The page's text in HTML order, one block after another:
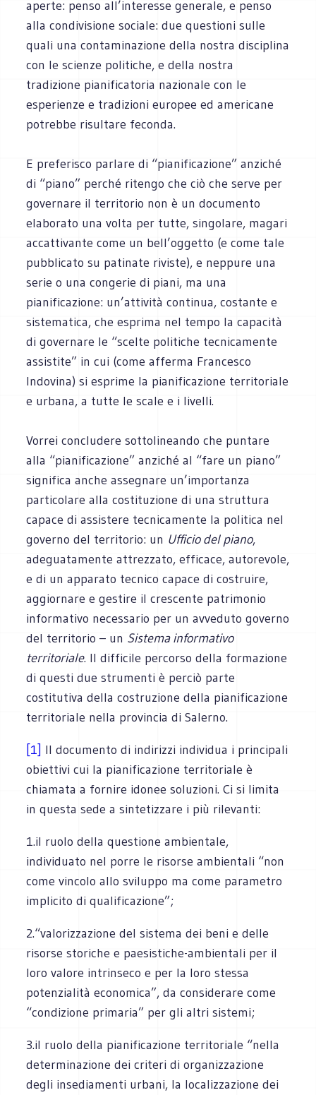
aperte: penso all’interesse generale, e penso
alla condivisione sociale: due questioni sulle
quali una contaminazione della nostra disciplina
con le scienze politiche, e della nostra
tradizione pianificatoria nazionale con le
esperienze e tradizioni europee ed americane
potrebbe risultare feconda.
E preferisco parlare di “pianificazione” anziché
di “piano” perché ritengo che ciò che serve per
governare il territorio non è un documento
elaborato una volta per tutte, singolare, magari
accattivante come un bell’oggetto (e come tale
pubblicato su patinate riviste), e neppure una
serie o una congerie di piani, ma una
pianificazione: un’attività continua, costante e
sistematica, che esprima nel tempo la capacità
di governare le “scelte politiche tecnicamente
assistite” in cui (come afferma Francesco
Indovina) si esprime la pianificazione territoriale
e urbana, a tutte le scale e i livelli.
Vorrei concludere sottolineando che puntare
alla “pianificazione” anziché al “fare un piano”
significa anche assegnare un’importanza
particolare alla costituzione di una struttura
capace di assistere tecnicamente la politica nel
governo del territorio: un Ufficio del piano,
adeguatamente attrezzato, efficace, autorevole,
e di un apparato tecnico capace di costruire,
aggiornare e gestire il crescente patrimonio
informativo necessario per un avveduto governo
del territorio – un Sistema informativo
territoriale. Il difficile percorso della formazione
di questi due strumenti è perciò parte
costitutiva della costruzione della pianificazione
territoriale nella provincia di Salerno.
[1] Il documento di indirizzi individua i principali
obiettivi cui la pianificazione territoriale è
chiamata a fornire idonee soluzioni. Ci si limita
in questa sede a sintetizzare i più rilevanti:
1.il ruolo della questione ambientale,
individuato nel porre le risorse ambientali “non
come vincolo allo sviluppo ma come parametro
implicito di qualificazione”;
2.“valorizzazione del sistema dei beni e delle
risorse storiche e paesistiche-ambientali per il
loro valore intrinseco e per la loro stessa
potenzialità economica”, da considerare come
“condizione primaria” per gli altri sistemi;
3.il ruolo della pianificazione territoriale “nella
determinazione dei criteri di organizzazione
degli insediamenti urbani, la localizzazione dei